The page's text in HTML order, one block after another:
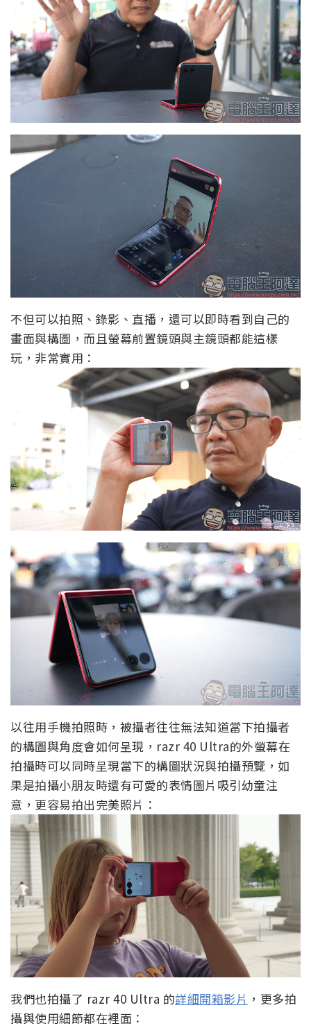
不但可以拍照、錄影、直播，還可以即時看到自己的
畫面與構圖，而且螢幕前置鏡頭與主鏡頭都能這樣
玩，非常實用：
以往用手機拍照時，被攝者往往無法知道當下拍攝者
的構圖與角度會如何呈現，razr 40 Ultra的外螢幕在
拍攝時可以同時呈現當下的構圖狀況與拍攝預覽，如
果是拍攝小朋友時還有可愛的表情圖片吸引幼童注
意，更容易拍出完美照片：
我們也拍攝了 razr 40 Ultra 的詳細開箱影片 ，更多拍
攝與使用細節都在裡面：